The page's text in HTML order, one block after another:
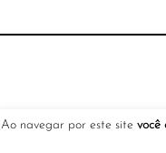
Ao navegar por este sitevocê